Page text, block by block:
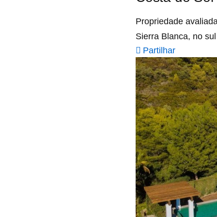
Propriedade
Sierra Blanca, no
Partilhar